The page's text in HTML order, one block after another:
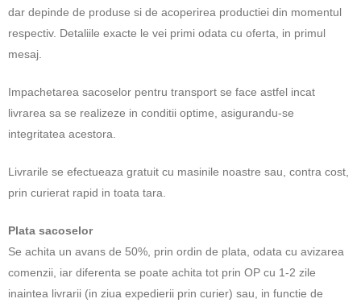
dar depinde de produse si de acoperirea productiei din momentul
respectiv. Detaliile exacte le vei primi odata cu oferta, in primul
mesaj.
Impachetarea sacoselor pentru transport se face astfel incat
livrarea sa se realizeze in conditii optime, asigurandu-se
integritatea acestora.
Livrarile se efectueaza gratuit cu masinile noastre sau, contra cost,
prin curierat rapid in toata tara.
Plata sacoselor
Se achita un avans de 50%, prin ordin de plata, odata cu avizarea
comenzii, iar diferenta se poate achita tot prin OP cu 1-2 zile
inaintea livrarii (in ziua expedierii prin curier) sau, in functie de